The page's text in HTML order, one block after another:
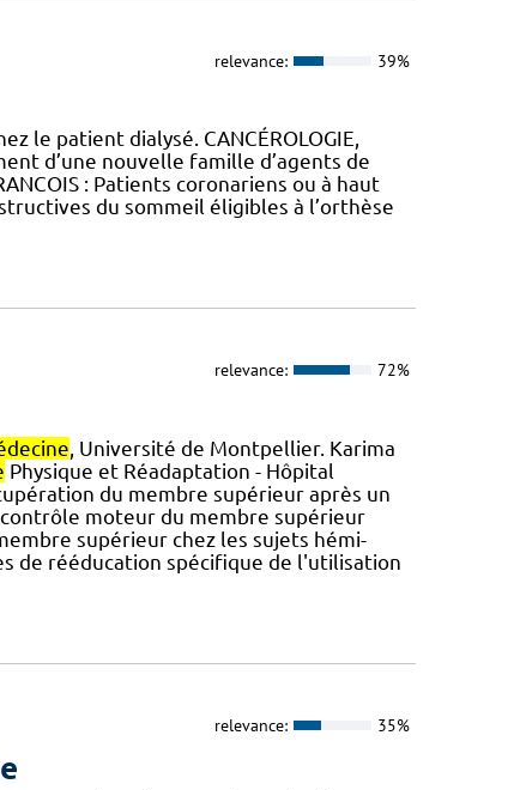
relevance: 39%
le patient dialysé. CANCÉROLOGIE,
d’une nouvelle famille d’agents de
: Patients coronariens ou à haut
du sommeil éligibles à l’orthèse
relevance: 72%
, Université de Montpellier. Karima
Physique et Réadaptation - Hôpital
du membre supérieur après un
moteur du membre supérieur
supérieur chez les sujets hémi-
de rééducation spécifique de l'utilisation
relevance: 35%